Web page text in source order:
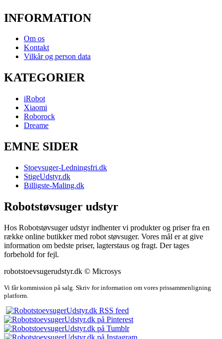
INFORMATION
Om os
Kontakt
Vilkår og person data
KATEGORIER
iRobot
Xiaomi
Roborock
Dreame
EMNE SIDER
Stoevsuger-Ledningsfri.dk
StigeUdstyr.dk
Billigste-Maling.dk
Robotstøvsuger udstyr
Hos Robotstøvsuger udstyr indhenter vi produkter og priser fra en
række online butikker med robot støvsuger. Vores mål er at give
information om bedste priser, lagterstaus og fragt. Der tages
forbehold for fejl.
robotstoevsugerudstyr.dk © Microsys
Vi får kommission på salg. Skriv for information om vores prissammenligning
platform.